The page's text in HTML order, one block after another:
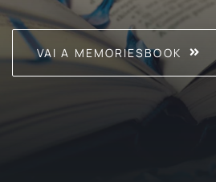
VAI A MEMORIESBOOK